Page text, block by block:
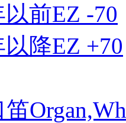
以前EZ -70
以降EZ +70
笛